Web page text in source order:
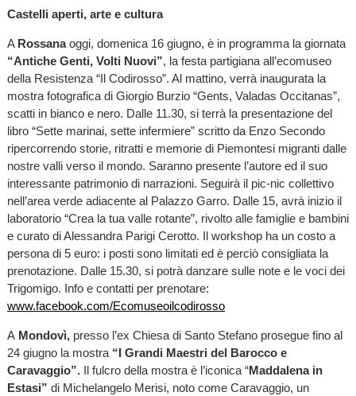
Castelli aperti, arte e cultura
A Rossanaoggi, domenica 16 giugno, è in programma la giornata
“Antiche Genti, Volti Nuovi”, la festa partigiana all’ecomuseo
della Resistenza “Il Codirosso”. Al mattino, verrà inaugurata la
mostra fotografica di Giorgio Burzio “Gents, Valadas Occitanas”,
scatti in bianco e nero. Dalle 11.30, si terrà la presentazione del
libro “Sette marinai, sette infermiere” scritto da Enzo Secondo
ripercorrendo storie, ritratti e memorie di Piemontesi migranti dalle
nostre valli verso il mondo. Saranno presente l’autore ed il suo
interessante patrimonio di narrazioni. Seguirà il pic-nic collettivo
nell’area verde adiacente al Palazzo Garro. Dalle 15, avrà inizio il
laboratorio “Crea la tua valle rotante”, rivolto alle famiglie e bambini
e curato di Alessandra Parigi Cerotto. Il workshop ha un costo a
persona di 5 euro: i posti sono limitati ed è perciò consigliata la
prenotazione. Dalle 15.30, si potrà danzare sulle note e le voci dei
Trigomigo. Info e contatti per prenotare:
www.facebook.com/Ecomuseoilcodirosso
A Mondovì,presso l’ex Chiesa di Santo Stefano prosegue fino al
24 giugno la mostra “I Grandi Maestri del Barocco e
Caravaggio”. Il fulcro della mostra è l’iconica “Maddalena in
Estasi” di Michelangelo Merisi, noto come Caravaggio, un